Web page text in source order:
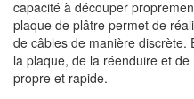
capacité à découper
plaque de plâtre permet de
de câbles de manière discrète.
la plaque, de la réenduire et
propre et rapide.